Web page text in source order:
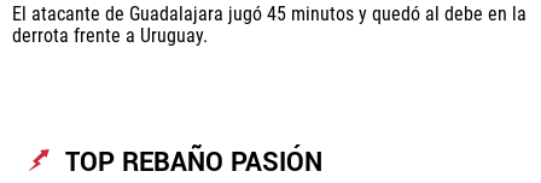
El atacante de Guadalajara jugó 45 minutos y quedó al debe en la
derrota frente a Uruguay.
TOP REBAÑO PASIÓN